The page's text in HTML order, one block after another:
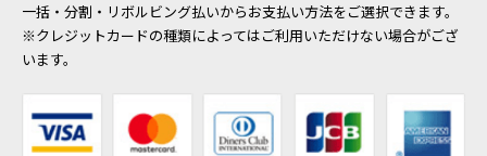
一括・分割・リボルビング払いからお支払い方法をご選択できます。
※クレジットカードの種類によってはご利用いただけない場合がござ
います。